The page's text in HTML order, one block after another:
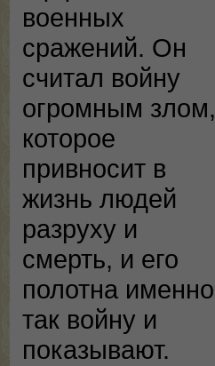
военных
сражений. Он
считал войну
огромным злом,
которое
привносит в
жизнь людей
разруху и
смерть, и его
полотна именно
так войну и
показывают.